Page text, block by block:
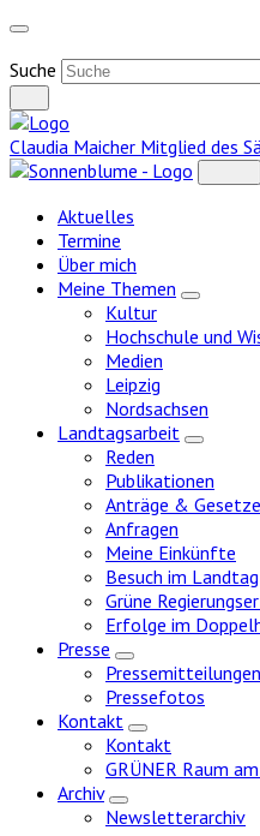
Weiter
Inhalt
Suche
Claudia Maicher Mitglied des
Aktuelles
Termine
Über mich
Meine Themen
Zeige
Kultur
Hochschule und
Medien
Leipzig
Nordsachsen
Landtagsarbeit
Zeige
Reden
Publikationen
Anträge &
Anfragen
Meine Einkünfte
Besuch im Landtag
Grüne
Erfolge im
Presse
Zeige
Untermenü
Pressemitteilungen
Pressefotos
Kontakt
Zeige
Untermenü
Kontakt
GRÜNER Raum
Archiv
Zeige
Untermenü
Newsletterarchiv